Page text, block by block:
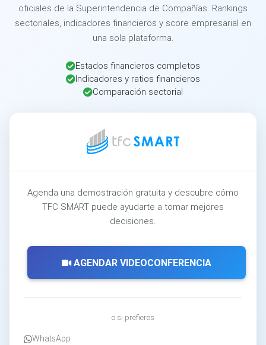
oficiales de la Superintendencia de Compañías. Rankings
sectoriales, indicadores financieros y score empresarial en
una sola plataforma.
Estados financieros completos
Indicadores y ratios financieros
Comparación sectorial
Agenda una demostración gratuita y descubre cómo
TFC SMART puede ayudarte a tomar mejores
decisiones.
AGENDAR VIDEOCONFERENCIA
o si prefieres
WhatsApp